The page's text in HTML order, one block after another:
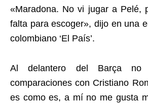
«Maradona. No vi jugar a Pelé,
falta para escoger», dijo en una
colombiano ‘El País’.
Al delantero del Barça
comparaciones con Cristiano
es como es, a mí no me gusta